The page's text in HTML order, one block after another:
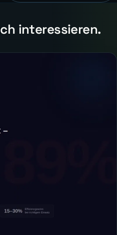
interessieren.